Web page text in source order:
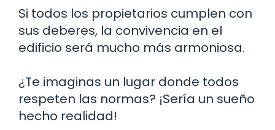
Si todos los propietarios cumplen con
sus deberes, la convivencia en el
edificio será mucho más armoniosa.
¿Te imaginas un lugar donde todos
respeten las normas? ¡Sería un sueño
hecho realidad!